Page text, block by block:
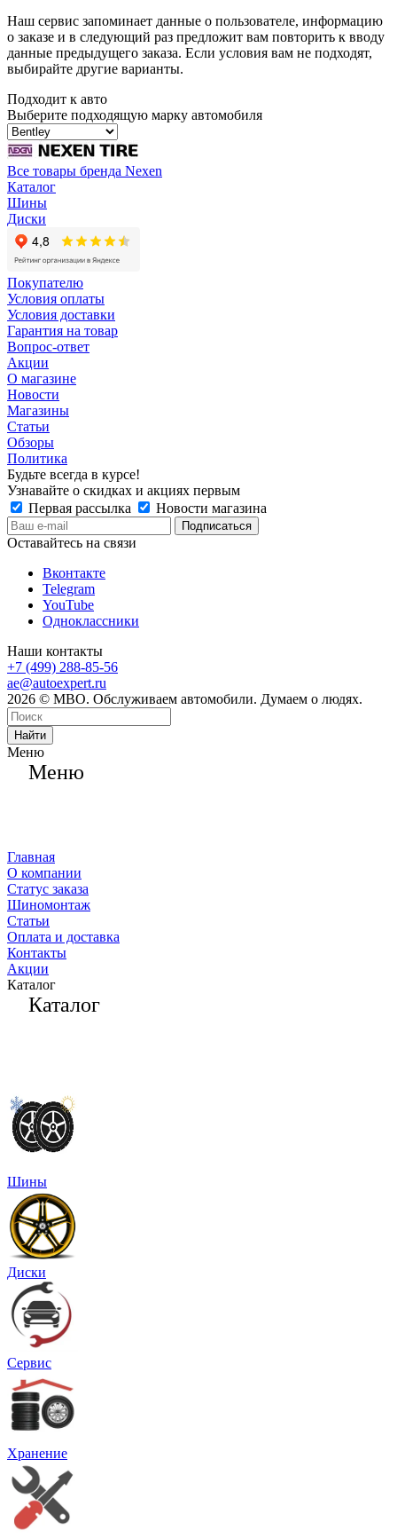
Наш сервис запоминает данные о пользователе, информацию
о заказе и в следующий раз предложит вам повторить к вводу
данные предыдущего заказа. Если условия вам не подходят,
выбирайте другие варианты.
Подходит к авто
Выберите подходящую марку автомобиля
Все товары бренда Nexen
Каталог
Шины
Диски
Покупателю
Условия оплаты
Условия доставки
Гарантия на товар
Вопрос-ответ
Акции
О магазине
Новости
Магазины
Статьи
Обзоры
Политика
Будьте всегда в курсе!
Узнавайте о скидках и акциях первым
Первая рассылка
Новости магазина
Оставайтесь на связи
Вконтакте
Telegram
YouTube
Одноклассники
Наши контакты
+7 (499) 288-85-56
ae@autoexpert.ru
2026 © МВО. Обслуживаем автомобили. Думаем о людях.
Найти
Меню
Меню
Главная
О компании
Статус заказа
Шиномонтаж
Статьи
Оплата и доставка
Контакты
Акции
Каталог
Каталог
Шины
Диски
Сервис
Хранение